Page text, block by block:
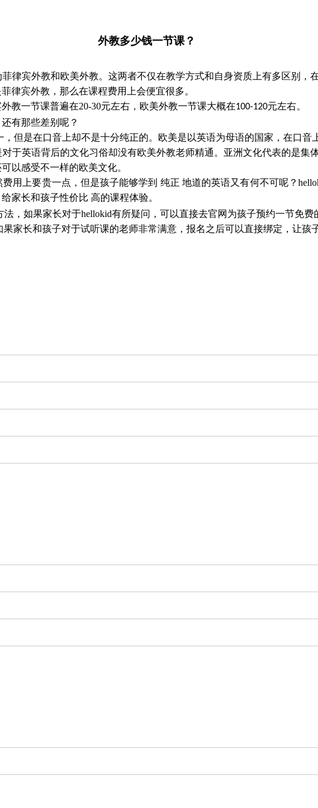
外教多少钱一节课？
律宾外教和欧美外教。这两者不仅在教学方式和自身资质上有多区别，
律宾外教，那么在课程费用上会便宜很多。
教一节课普遍在20-30元左右，欧美外教一节课大概在100-120元左右。
有那些差别呢？
但是在口音上却不是十分纯正的。欧美是以英语为母语的国家，在口音
于英语背后的文化习俗却没有欧美外教老师精通。亚洲文化代表的是集
以感受不一样的欧美文化。
用上要贵一点，但是孩子能够学到 纯正 地道的英语又有何不可呢？
家长和孩子性价比 高的课程体验。
法，如果家长对于hellokid有所疑问，可以直接去官网为孩子预约一节免费
家长和孩子对于试听课的老师非常满意，报名之后可以直接绑定，让孩